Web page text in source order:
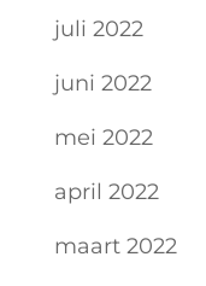
juli 2022
juni 2022
mei 2022
april 2022
maart 2022